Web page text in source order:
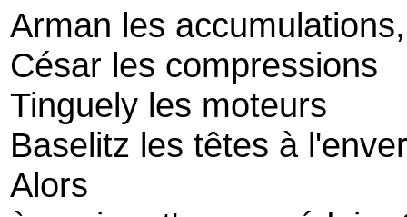
Arman les accumulations,
César les compressions
Tinguely les moteurs
Baselitz les têtes à
Alors